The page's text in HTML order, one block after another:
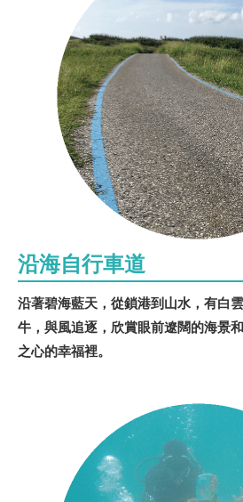
沿海自行車道
沿著碧海藍天，從鎖港到山水，有白
牛，與風追逐，欣賞眼前遼闊的海景
之心的幸福裡。